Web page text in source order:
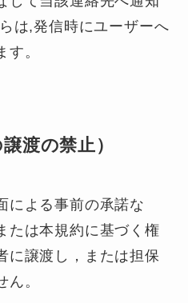
は,発信時にユーザーへ
。
渡の禁止）
による事前の承諾な
たは本規約に基づく権
に譲渡し，または担保
。